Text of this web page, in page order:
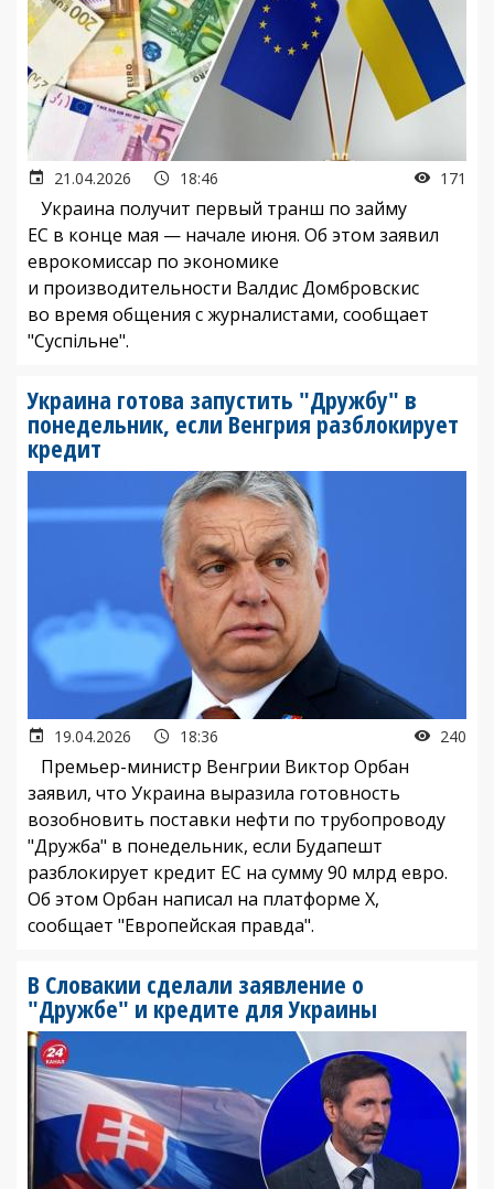
21.04.2026 18:46 171
Украина получит первый транш по займу
ЕС в конце мая — начале июня. Об этом заявил
еврокомиссар по экономике
и производительности Валдис Домбровскис
во время общения с журналистами, сообщает
"Суспільне".
Украина готова запустить "Дружбу" в
понедельник, если Венгрия разблокирует
кредит
19.04.2026 18:36 240
Премьер-министр Венгрии Виктор Орбан
заявил, что Украина выразила готовность
возобновить поставки нефти по трубопроводу
"Дружба" в понедельник, если Будапешт
разблокирует кредит ЕС на сумму 90 млрд евро.
Об этом Орбан написал на платформе X,
сообщает "Европейская правда".
В Словакии сделали заявление о
"Дружбе" и кредите для Украины